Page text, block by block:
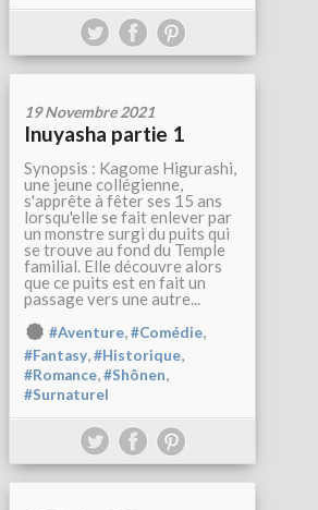
19 Novembre 2021
Inuyasha partie 1
Synopsis : Kagome Higurashi,
une jeune collégienne,
s'apprête à fêter ses 15 ans
lorsqu'elle se fait enlever par
un monstre surgi du puits qui
se trouve au fond du Temple
familial. Elle découvre alors
que ce puits est en fait un
passage vers une autre...
#Aventure,#Comédie,
#Fantasy,#Historique,
#Romance,#Shônen,
#Surnaturel